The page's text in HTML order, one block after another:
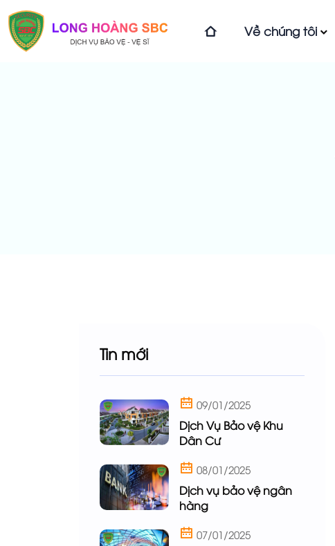
Về chúng tôi
Tin mới
09/01/2025
Dịch Vụ Bảo vệ Khu
Dân Cư
08/01/2025
Dịch vụ bảo vệ ngân
hàng
07/01/2025